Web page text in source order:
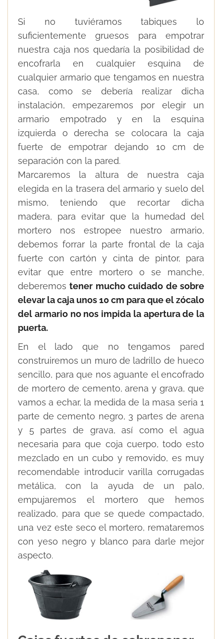
Si no tuviéramos tabiques lo
suficientemente gruesos para empotrar
nuestra caja nos quedaría la posibilidad de
encofrarla en cualquier esquina de
cualquier armario que tengamos en nuestra
casa, como se debería realizar dicha
instalación, empezaremos por elegir un
armario empotrado y en la esquina
izquierda o derecha se colocara la caja
fuerte de empotrar dejando 10 cm de
separación con la pared.
Marcaremos la altura de nuestra caja
elegida en la trasera del armario y suelo del
mismo, teniendo que recortar dicha
madera, para evitar que la humedad del
mortero nos estropee nuestro armario,
debemos forrar la parte frontal de la caja
fuerte con cartón y cinta de pintor, para
evitar que entre mortero o se manche,
deberemostener mucho cuidado de sobre
elevar la caja unos 10 cm para que el zócalo
del armario no nos impida la apertura de la
puerta.
En el lado que no tengamos pared
construiremos un muro de ladrillo de hueco
sencillo, para que nos aguante el encofrado
de mortero de cemento, arena y grava, que
vamos a echar, la medida de la masa seria 1
parte de cemento negro, 3 partes de arena
y 5 partes de grava, así como el agua
necesaria para que coja cuerpo, todo esto
mezclado en un cubo y removido, es muy
recomendable introducir varilla corrugadas
metálica, con la ayuda de un palo,
empujaremos el mortero que hemos
realizado, para que se quede compactado,
una vez este seco el mortero, remataremos
con yeso negro y blanco para darle mejor
aspecto.